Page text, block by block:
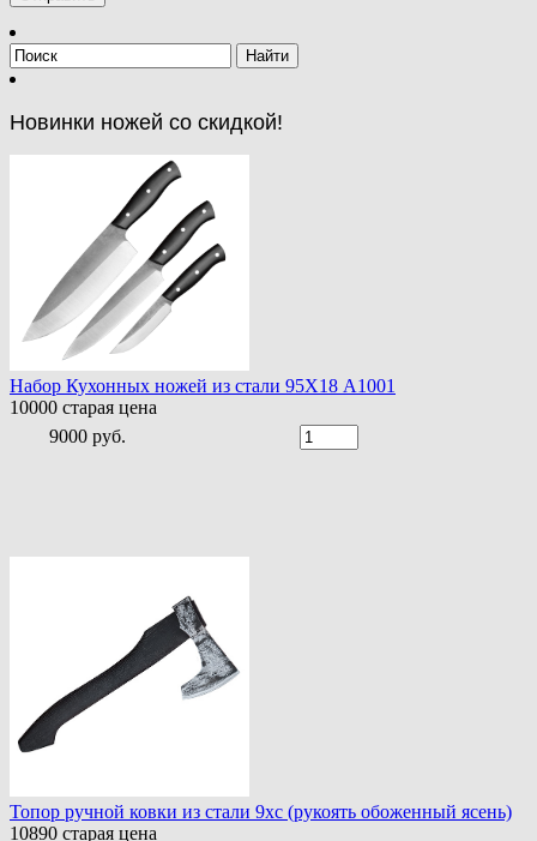
Новинки ножей со скидкой!
Набор Кухонных ножей из стали 95Х18 A1001
10000 старая цена
9000 руб.
Топор ручной ковки из стали 9хс (рукоять обоженный ясень)
10890 старая цена